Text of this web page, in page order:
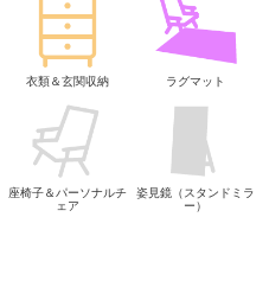
衣類＆玄関収納 ラグマット
座椅子＆パーソナルチ
ェア
姿見鏡（スタンドミラ
ー）